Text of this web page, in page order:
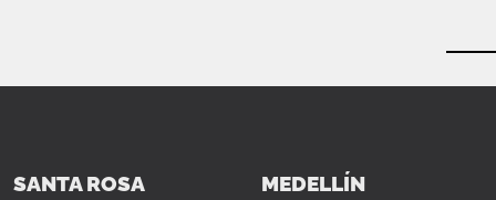
SANTA ROSA MEDELLÍN